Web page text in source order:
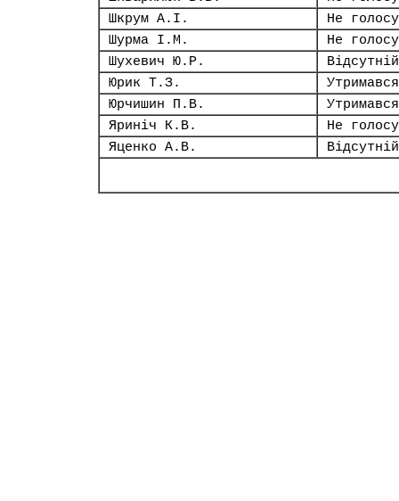
Шкрум А.І.
Не
Шурма І.М.
Не
Шухевич Ю.Р.
Відсутній
Юрик Т.З.
Утримався
Юрчишин П.В.
Утримався
Яриніч К.В.
Не
Яценко А.В.
Відсутній